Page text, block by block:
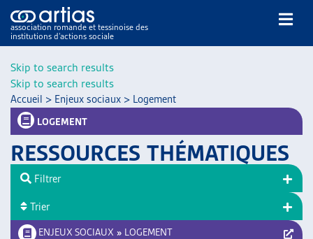
Skip to search results
Skip to search results
association romande et tessinoise des
institutions d’actions sociale
NOS PUBLICATIONS
DOSSIERS DU MOIS
VEILLE
Accueil > Enjeux sociaux > Logement
LOGEMENT
RESSOURCES THÉMATIQUES
ENJEUX SOCIAUX » LOGEMENT
Filtrer
Trier